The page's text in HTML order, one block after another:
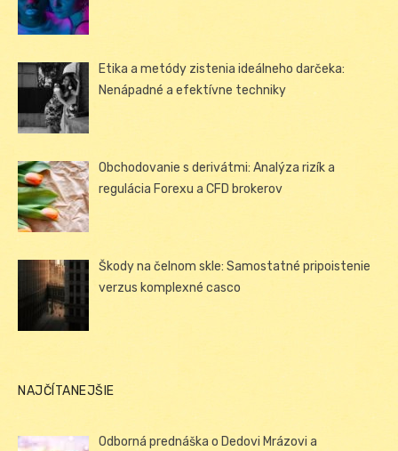
Etika a metódy zistenia ideálneho darčeka:
Nenápadné a efektívne techniky
Obchodovanie s derivátmi: Analýza rizík a
regulácia Forexu a CFD brokerov
Škody na čelnom skle: Samostatné pripoistenie
verzus komplexné casco
NAJČÍTANEJŠIE
Odborná prednáška o Dedovi Mrázovi a